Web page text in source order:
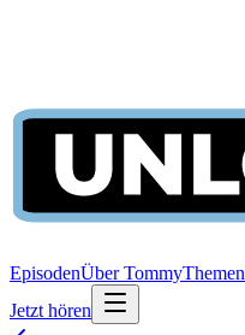
EpisodenÜber TommyThemen
Jetzt hören